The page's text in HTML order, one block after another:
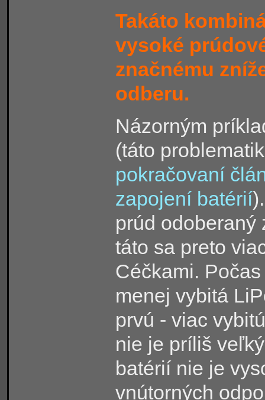
Takáto
vysoké
značnému
odberu.
Názorným
(táto
pokračovaní
zapojení batérií)
prúd odoberaný
táto sa preto
Céčkami.
menej vybitá
prvú - viac
nie je príliš
batérií nie je
vnútorných